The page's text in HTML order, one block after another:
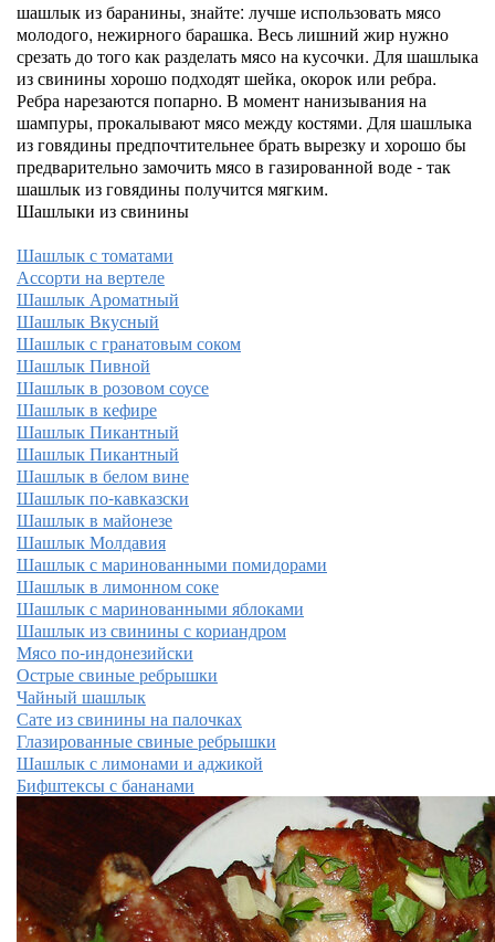
шашлык из баранины, знайте: лучше использовать мясо
молодого, нежирного барашка. Весь лишний жир нужно
срезать до того как разделать мясо на кусочки. Для шашлыка
из свинины хорошо подходят шейка, окорок или ребра.
Ребра нарезаются попарно. В момент нанизывания на
шампуры, прокалывают мясо между костями. Для шашлыка
из говядины предпочтительнее брать вырезку и хорошо бы
предварительно замочить мясо в газированной воде - так
шашлык из говядины получится мягким.
Шашлыки из свинины
Шашлык с томатами
Ассорти на вертеле
Шашлык Ароматный
Шашлык Вкусный
Шашлык с гранатовым соком
Шашлык Пивной
Шашлык в розовом соусе
Шашлык в кефире
Шашлык Пикантный
Шашлык Пикантный
Шашлык в белом вине
Шашлык по-кавказски
Шашлык в майонезе
Шашлык Молдавия
Шашлык с маринованными помидорами
Шашлык в лимонном соке
Шашлык с маринованными яблоками
Шашлык из свинины с кориандром
Мясо по-индонезийски
Острые свиные ребрышки
Чайный шашлык
Сате из свинины на палочках
Глазированные свиные ребрышки
Шашлык с лимонами и аджикой
Бифштексы с бананами